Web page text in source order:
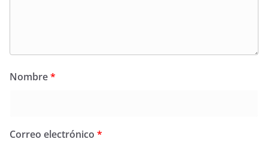
Nombre*
Correo electrónico *